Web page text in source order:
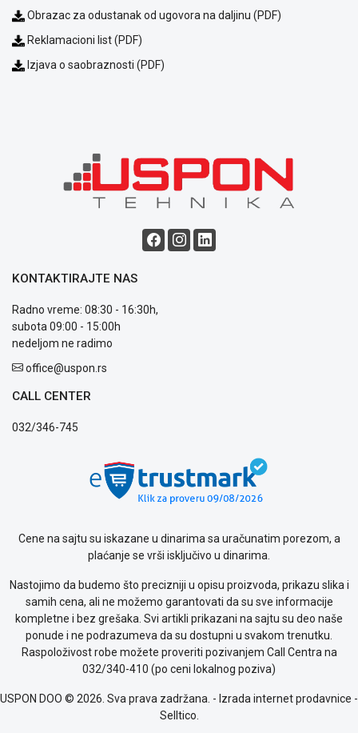
Isporuka
Podrška
uslovi
kolačićima
garancije
OUTLET
Kontakt
KREDIT
Obrazac za odustanak od ugovora na daljinu (PDF)
Reklamacioni list (PDF)
Izjava o saobraznosti (PDF)
KONTAKTIRAJTE NAS
Radno vreme: 08:30 - 16:30h,
subota 09:00 - 15:00h
nedeljom ne radimo
office@uspon.rs
CALL CENTER
032/346-745
Cene na sajtu su iskazane u dinarima sa uračunatim porezom, a
plaćanje se vrši isključivo u dinarima.
Nastojimo da budemo što precizniji u opisu proizvoda, prikazu slika i
samih cena, ali ne možemo garantovati da su sve informacije
kompletne i bez grešaka. Svi artikli prikazani na sajtu su deo naše
ponude i ne podrazumeva da su dostupni u svakom trenutku.
Raspoloživost robe možete proveriti pozivanjem Call Centra na
032/340-410 (po ceni lokalnog poziva)
USPON DOO © 2026. Sva prava zadržana. - Izrada internet prodavnice -
Selltico.